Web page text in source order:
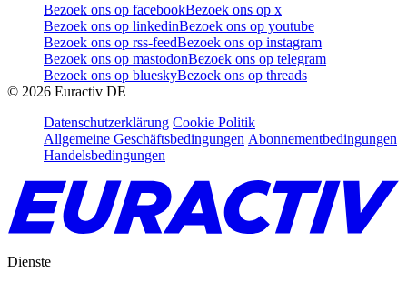
Bezoek ons op facebookBezoek ons op x
Bezoek ons op linkedinBezoek ons op youtube
Bezoek ons op rss-feedBezoek ons op instagram
Bezoek ons op mastodonBezoek ons op telegram
Bezoek ons op blueskyBezoek ons op threads
© 2026 Euractiv DE
Datenschutzerklärung Cookie Politik
Allgemeine Geschäftsbedingungen Abonnementbedingungen
Handelsbedingungen
Dienste